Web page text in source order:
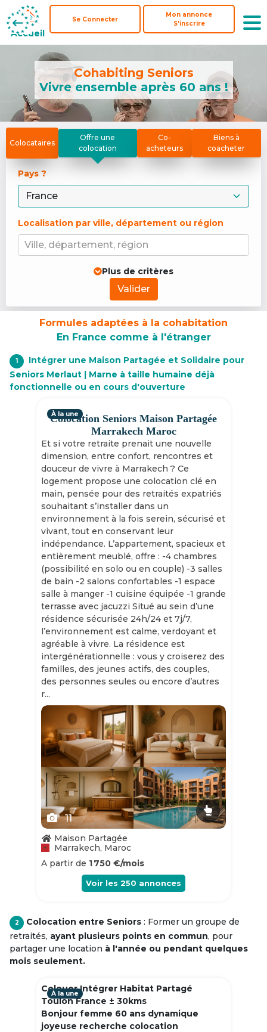
Accueil
Se Connecter
Mon annonce
S'inscrire
Accueil
Se Connecter
Mon annonce
S'inscrire
Cohabiting Seniors
Vivre ensemble après 60 ans !
Colocataires
Offre une
colocation
Co-
acheteurs
Biens à
coacheter
Pays ?
Localisation par ville, département ou région
Ville, département, région
Plus de critères
Valider
Formules adaptées à la cohabitation
En France comme à l'étranger
1
Intégrer une Maison Partagée et Solidaire pour
Seniors Merlaut | Marne à taille humaine déjà
fonctionnelle ou en cours d'ouverture
Colocation Seniors Maison Partagée
Marrakech Maroc
Et si votre retraite prenait une nouvelle
dimension, entre confort, rencontres et
douceur de vivre à Marrakech ? Ce
logement propose une colocation clé en
main, pensée pour des retraités expatriés
souhaitant s’installer dans un
environnement à la fois serein, sécurisé et
vivant, tout en conservant leur
indépendance. L’appartement, spacieux et
entièrement meublé, offre : -4 chambres
(possibilité en solo ou en couple) -3 salles
de bain -2 salons confortables -1 espace
salle à manger -1 cuisine équipée -1 grande
terrasse avec jacuzzi Situé au sein d’une
résidence sécurisée 24h/24 et 7j/7,
l’environnement est calme, verdoyant et
agréable à vivre. La résidence est
intergénérationnelle : vous y croiserez des
familles, des jeunes actifs, des couples,
des personnes seules ou encore d’autres
r...
À la une
Slide 1 of 11
11
Maison Partagée
Marrakech, Maroc
A partir de 1 750 €/mois
Voir les 250 annonces
2 Colocation entre Seniors : Former un groupe de
retraités, ayant plusieurs points en commun, pour
partager une location à l'année ou pendant quelques
mois seulement.
Colouer Intégrer Habitat Partagé
Toulon France ± 30kms
Bonjour femme 60 ans dynamique
joyeuse recherche colocation
À la une